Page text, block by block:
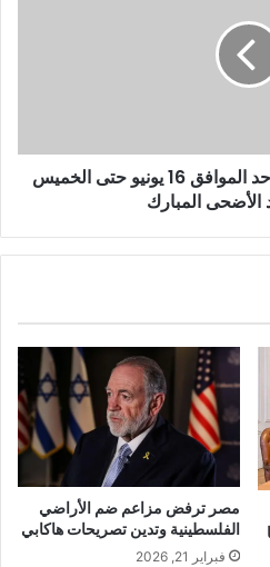
تعطيل العمل بالبنوك يوم الأحد الموافق 16 يونيو حتى الخميس
الأضحى المبارك
مصر ترفض مزاعم ضم الأراضي
الفلسطينية وتدين تصريحات هاكابي
فبراير 21, 2026